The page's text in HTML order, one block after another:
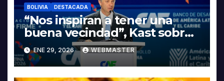
BOLIVIA DESTACADA
“Nos inspiran a tener una
buena vecindad”, Kast sobre
discurso del presidente
Rodrigo Paz
ENE 29, 2026 WEBMASTER